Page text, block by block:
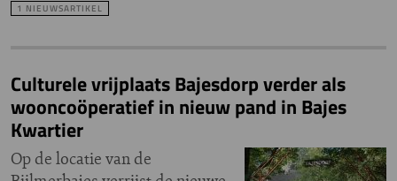
1 NIEUWSARTIKEL
Culturele vrijplaats Bajesdorp verder als
wooncoöperatief in nieuw pand in Bajes
Kwartier
Op de locatie van de